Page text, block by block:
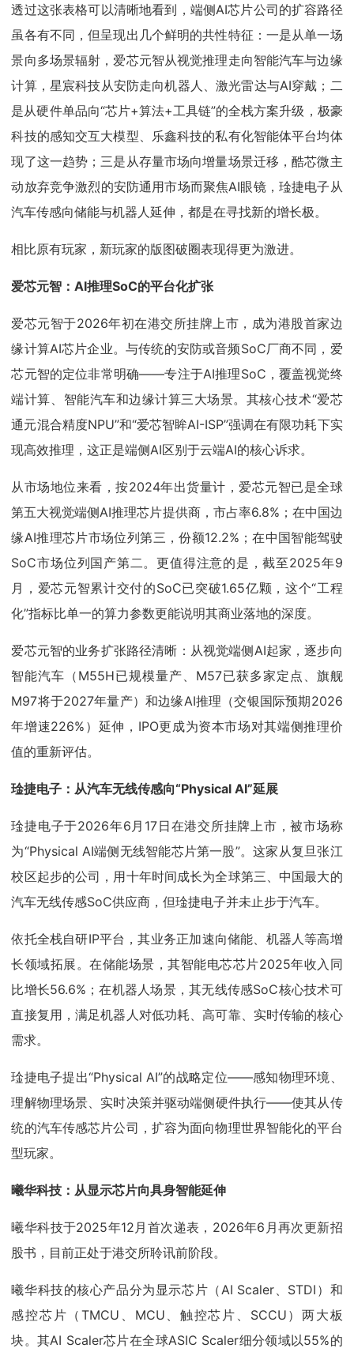
透过这张表格可以清晰地看到，端侧AI芯片公司的扩容路径
虽各有不同，但呈现出几个鲜明的共性特征：一是从单一场
景向多场景辐射，爱芯元智从视觉推理走向智能汽车与边缘
计算，星宸科技从安防走向机器人、激光雷达与AI穿戴；二
是从硬件单品向“芯片+算法+工具链”的全栈方案升级，极豪
科技的感知交互大模型、乐鑫科技的私有化智能体平台均体
现了这一趋势；三是从存量市场向增量场景迁移，酷芯微主
动放弃竞争激烈的安防通用市场而聚焦AI眼镜，琻捷电子从
汽车传感向储能与机器人延伸，都是在寻找新的增长极。
相比原有玩家，新玩家的版图破圈表现得更为激进。
爱芯元智：AI推理SoC的平台化扩张
爱芯元智于2026年初在港交所挂牌上市，成为港股首家边
缘计算AI芯片企业。与传统的安防或音频SoC厂商不同，爱
芯元智的定位非常明确——专注于AI推理SoC，覆盖视觉终
端计算、智能汽车和边缘计算三大场景。其核心技术“爱芯
通元混合精度NPU”和“爱芯智眸AI-ISP”强调在有限功耗下实
现高效推理，这正是端侧AI区别于云端AI的核心诉求。
从市场地位来看，按2024年出货量计，爱芯元智已是全球
第五大视觉端侧AI推理芯片提供商，市占率6.8%；在中国边
缘AI推理芯片市场位列第三，份额12.2%；在中国智能驾驶
SoC市场位列国产第二。更值得注意的是，截至2025年9
月，爱芯元智累计交付的SoC已突破1.65亿颗，这个“工程
化”指标比单一的算力参数更能说明其商业落地的深度。
爱芯元智的业务扩张路径清晰：从视觉端侧AI起家，逐步向
智能汽车（M55H已规模量产、M57已获多家定点、旗舰
M97将于2027年量产）和边缘AI推理（交银国际预期2026
年增速226%）延伸，IPO更成为资本市场对其端侧推理价
值的重新评估。
琻捷电子：从汽车无线传感向“Physical AI”延展
琻捷电子于2026年6月17日在港交所挂牌上市，被市场称
为“Physical AI端侧无线智能芯片第一股”。这家从复旦张江
校区起步的公司，用十年时间成长为全球第三、中国最大的
汽车无线传感SoC供应商，但琻捷电子并未止步于汽车。
依托全栈自研IP平台，其业务正加速向储能、机器人等高增
长领域拓展。在储能场景，其智能电芯芯片2025年收入同
比增长56.6%；在机器人场景，其无线传感SoC核心技术可
直接复用，满足机器人对低功耗、高可靠、实时传输的核心
需求。
琻捷电子提出“Physical AI”的战略定位——感知物理环境、
理解物理场景、实时决策并驱动端侧硬件执行——使其从传
统的汽车传感芯片公司，扩容为面向物理世界智能化的平台
型玩家。
曦华科技：从显示芯片向具身智能延伸
曦华科技于2025年12月首次递表，2026年6月再次更新招
股书，目前正处于港交所聆讯前阶段。
曦华科技的核心产品分为显示芯片（AI Scaler、STDI）和
感控芯片（TMCU、MCU、触控芯片、SCCU）两大板
块。其AI Scaler芯片在全球ASIC Scaler细分领域以55%的